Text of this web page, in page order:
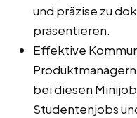
und präzise zu
präsentieren.
Effektive
bei diesen
Studentenjobs